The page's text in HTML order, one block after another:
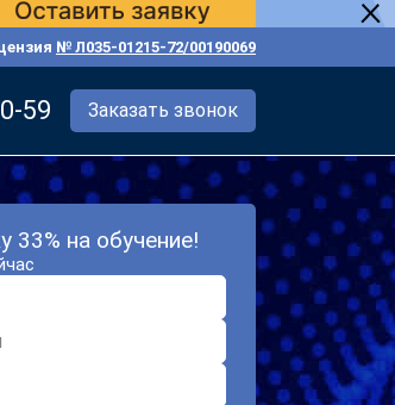
№ Л035-01215-72/00190069
59 Заказать звонок
33% на обучение!